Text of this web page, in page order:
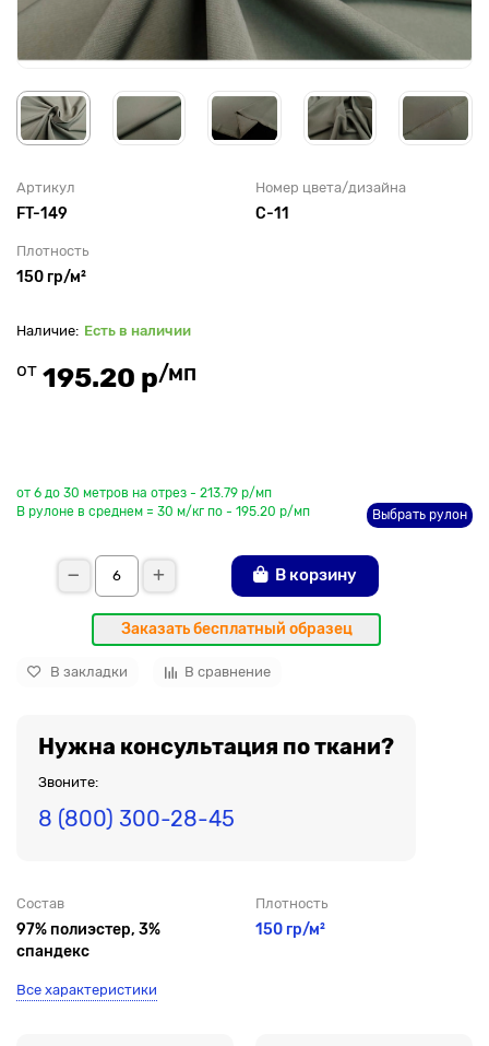
Артикул
FT-149
Номер цвета/дизайна
C-11
Плотность
150 гр/м²
Есть в наличии
от 195.20 р/мп
от 6 до 30 метров на отрез - 213.79 р/мп
В рулоне в среднем = 30 м/кг по - 195.20 р/мп
Выбрать рулон
В корзину
Заказать бесплатный образец
В закладки В сравнение
Нужна консультация по ткани?
Звоните:
8 (800) 300-28-45
Состав
97% полиэстер, 3%
спандекс
Плотность
150 гр/м²
Все характеристики